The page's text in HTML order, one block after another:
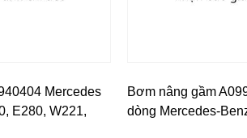
Mercedes
E280, W221,
Bơm nâng gầm
dòng Mercedes-